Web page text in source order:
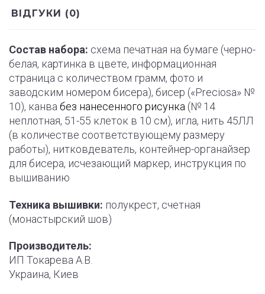
ВІДГУКИ (0)
Состав набора: схема печатная на бумаге (черно-
белая, картинка в цвете, информационная
страница с количеством грамм, фото и
заводским номером бисера), бисер («Preciosa» №
10), канва без нанесенного рисунка (№ 14
неплотная, 51-55 клеток в 10 см), игла, нить 45ЛЛ
(в количестве соответствующему размеру
работы), нитковдеватель, контейнер-органайзер
для бисера, исчезающий маркер, инструкция по
вышиванию
Техника вышивки: полукрест, счетная
(монастырский шов)
Производитель:
ИП Токарева А.В.
Украина, Киев